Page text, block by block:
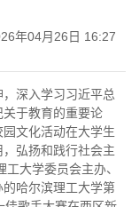
年04月26日 16:27
深入学习习近平总
于教育的重要论
文化活动在大学生
弘扬和践行社会主
大学委员会主办、
哈尔滨理工大学第